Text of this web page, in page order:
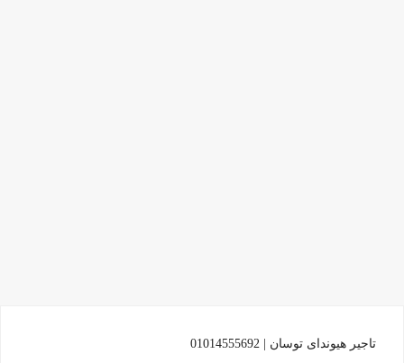
تاجير هيونداى توسان | 01014555692